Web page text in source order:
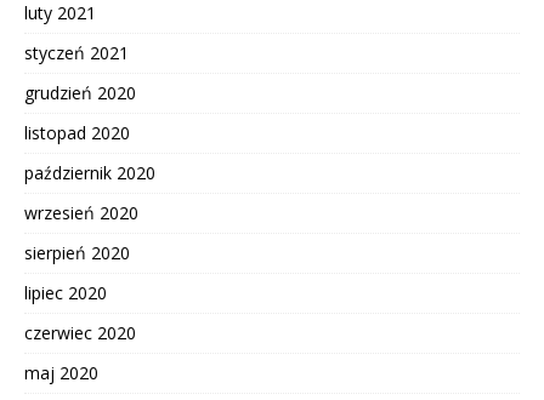
luty 2021
styczeń 2021
grudzień 2020
listopad 2020
październik 2020
wrzesień 2020
sierpień 2020
lipiec 2020
czerwiec 2020
maj 2020